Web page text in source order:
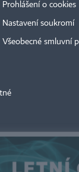
Prohlášení o cookies
Nastavení soukromí
Všeobecné smluvní